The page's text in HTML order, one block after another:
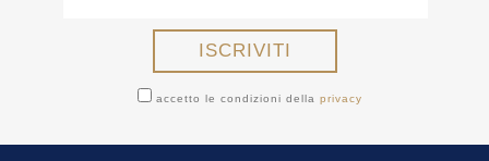
accetto le condizioni dellaprivacy